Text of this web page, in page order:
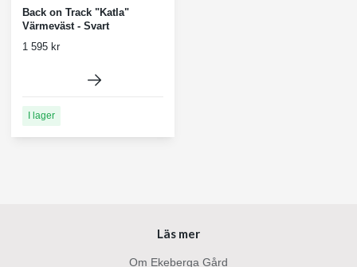
Back on Track "Katla"
Värmeväst - Svart
1 595 kr
I lager
Läs mer
Om Ekeberga Gård